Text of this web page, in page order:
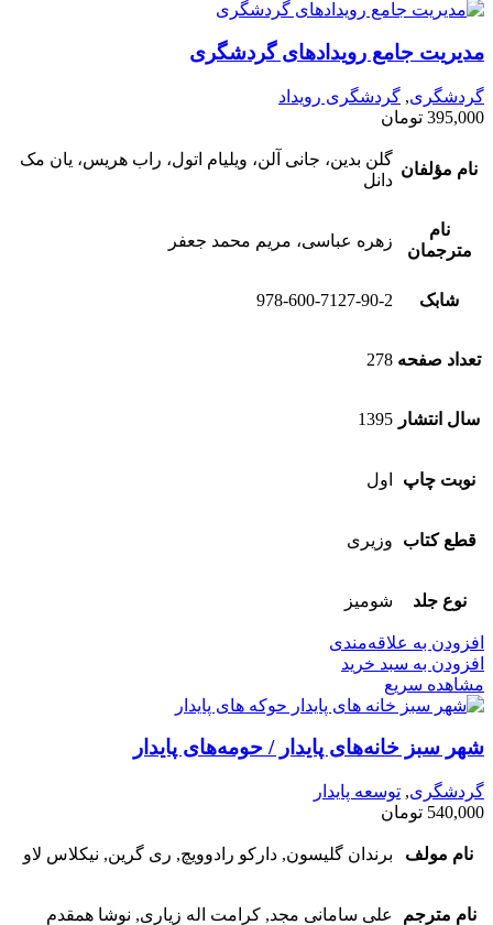
مدیریت جامع رویدادهای گردشگری
گردشگری, گردشگری رویداد
395,000 تومان
نام مؤلفان
گلن بدین، جانی آلن، ویلیام اتول، راب هریس، یان مک
دانل
نام
مترجمان
زهره عباسی، مریم محمد جعفر
شابک 978-600-7127-90-2
تعداد صفحه 278
سال انتشار 1395
نوبت چاپ اول
قطع کتاب وزیری
نوع جلد شومیز
افزودن به علاقه‌مندی
افزودن به سبد خرید
مشاهده سریع
شهر سبز خانه‌های پایدار / حومه‌های پایدار
گردشگری, توسعه پایدار
540,000 تومان
نام مولف برندان گلیسون, دارکو رادوویچ, ری گرین, نیکلاس لاو
نام مترجم علی سامانی مجد, کرامت اله زیاری, نوشا همقدم